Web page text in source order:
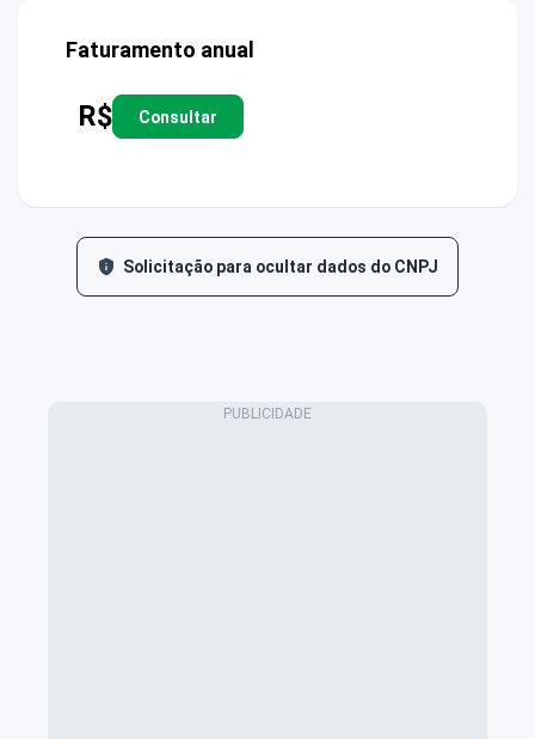
Faturamento anual
R$ Consultar
Solicitação para ocultar dados do CNPJ